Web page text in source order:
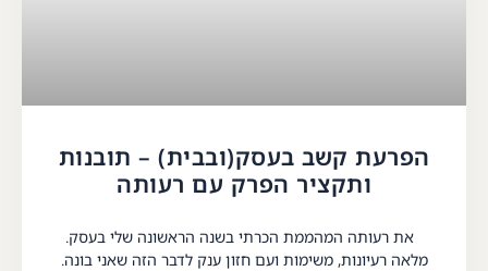
הפרעת קשב בעסק(ובבית) – תובנות
ותקציר הפרק עם רעותה
את רעותה המהממת הכרתי בשנה הראשונה שלי בעסק.
מלאה רעיונות, משימות ועם חזון ענק לדבר הזה שאני בונה.